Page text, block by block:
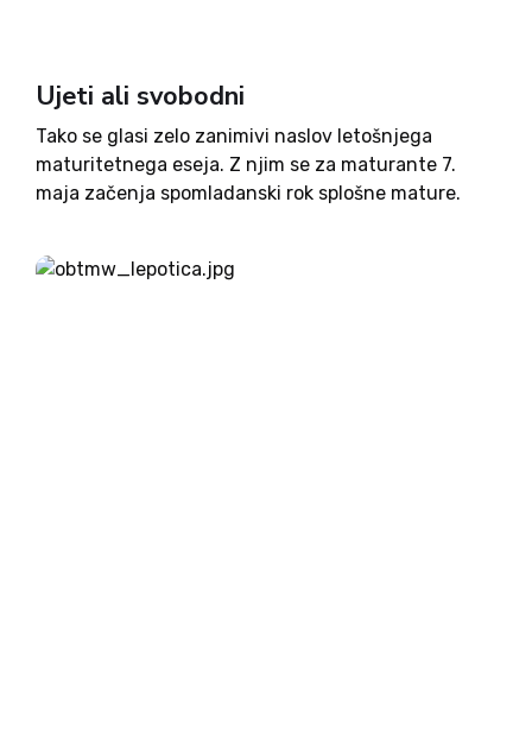
Ujeti ali svobodni
Tako se glasi zelo zanimivi naslov letošnjega
maturitetnega eseja. Z njim se za maturante 7.
maja začenja spomladanski rok splošne mature.
nebo, kaj šele pri mladih! Dijaki so morali prebrati
štiri...